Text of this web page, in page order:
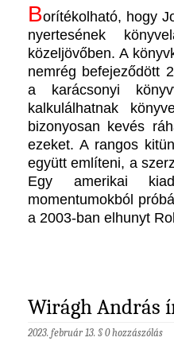
Borítékolható, hogy
nyertesének
közeljövőben. A
nemrég befejeződött
a karácsonyi
kalkulálhatnak
bizonyosan kevés
ezeket. A rangos
együtt említeni, a
Egy amerikai
momentumokból
a 2003-ban elhunyt
Wirágh András
2023. február 13. §0 hozzászólás